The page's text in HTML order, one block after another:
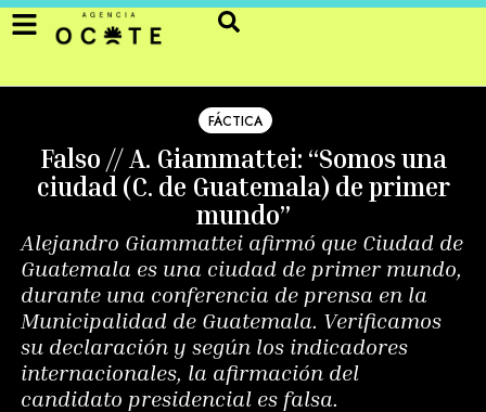
FÁCTICA
Falso // A. Giammattei: “Somos una
ciudad (C. de Guatemala) de primer
mundo”
Alejandro Giammattei afirmó que Ciudad de
Guatemala es una ciudad de primer mundo,
durante una conferencia de prensa en la
Municipalidad de Guatemala. Verificamos
su declaración y según los indicadores
internacionales, la afirmación del
candidato presidencial es falsa.